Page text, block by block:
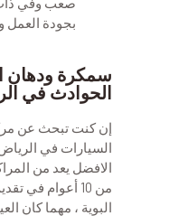
بجودة العمل
سمكرة ودهان
الحوادث في
إن كنت تبحث عن
السيارات في
الافضل يعد من
من 10 أعوام
البوية ، مهما كان